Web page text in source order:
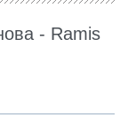
- Ramis